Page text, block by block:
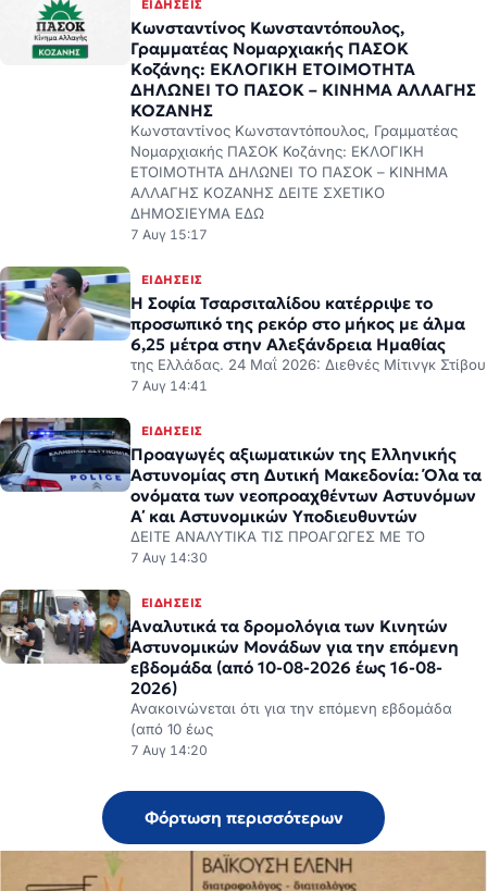
ΔΗΛΩΝΕΙ ΤΟ ΠΑΣΟΚ – ΚΙΝΗΜΑ ΑΛΛΑΓΗΣ
ΚΟΖΑΝΗΣ
Κωνσταντίνος Κωνσταντόπουλος, Γραμματέας
Νομαρχιακής ΠΑΣΟΚ Κοζάνης: ΕΚΛΟΓΙΚΗ
ΕΤΟΙΜΟΤΗΤΑ ΔΗΛΩΝΕΙ ΤΟ ΠΑΣΟΚ – ΚΙΝΗΜΑ
ΑΛΛΑΓΗΣ ΚΟΖΑΝΗΣ ΔΕΙΤΕ ΣΧΕΤΙΚΟ
ΔΗΜΟΣΙΕΥΜΑ ΕΔΩ
7 Αυγ 15:17
ΕΙΔΉΣΕΙΣ
Η Σοφία Τσαρσιταλίδου κατέρριψε το
6,25 μέτρα στην Αλεξάνδρεια Ημαθίας
της Ελλάδας. 24 Μαΐ 2026: Διεθνές Μίτινγκ Στίβου
7 Αυγ 14:41
ΕΙΔΉΣΕΙΣ
Προαγωγές αξιωματικών της Ελληνικής
ονόματα των νεοπροαχθέντων Αστυνόμων
Α΄ και Αστυνομικών Υποδιευθυντών
ΔΕΙΤΕ ΑΝΑΛΥΤΙΚΑ ΤΙΣ ΠΡΟΑΓΩΓΕΣ ΜΕ ΤΟ
7 Αυγ 14:30
ΕΙΔΉΣΕΙΣ
Αναλυτικά τα δρομολόγια των Κινητών
εβδομάδα (από 10-08-2026 έως 16-08-
2026)
Ανακοινώνεται ότι για την επόμενη εβδομάδα
(από 10 έως
7 Αυγ 14:20
Φόρτωση περισσότερων